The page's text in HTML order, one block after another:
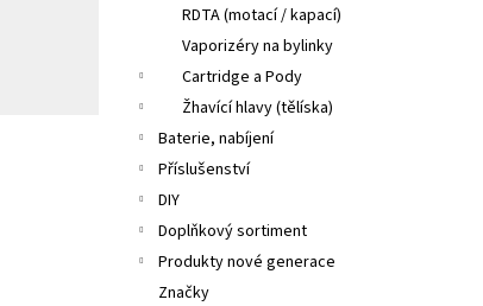
RDTA (motací / kapací)
Vaporizéry na bylinky
Cartridge a Pody
Žhavící hlavy (tělíska)
Baterie, nabíjení
Příslušenství
DIY
Doplňkový sortiment
Produkty nové generace
Značky